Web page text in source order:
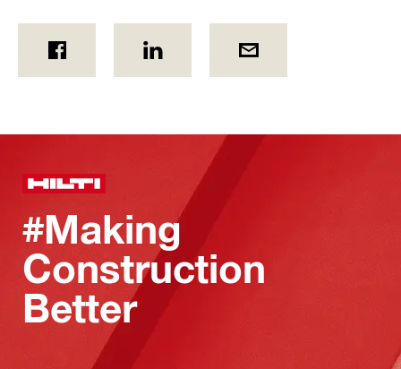
#Making
Construction
Better